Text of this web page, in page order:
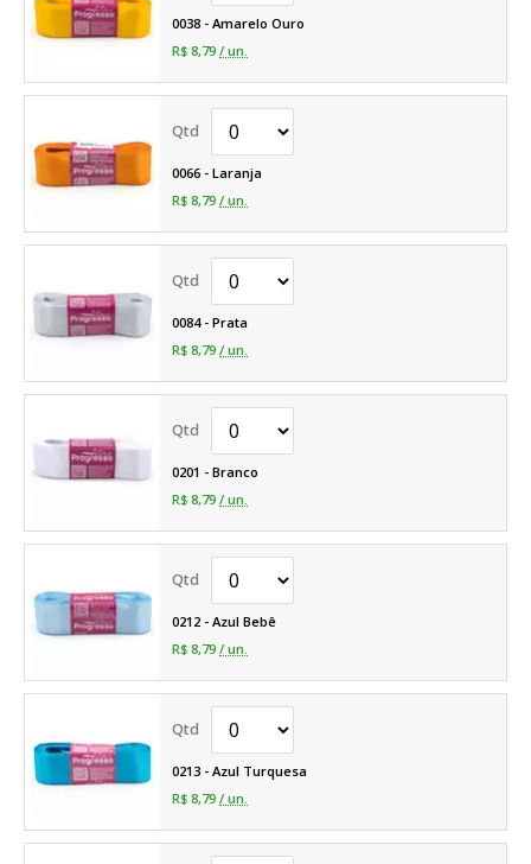
0038 - Amarelo Ouro
R$ 8,79 / un.
0066 - Laranja
R$ 8,79 / un.
0084 - Prata
R$ 8,79 / un.
0201 - Branco
R$ 8,79 / un.
0212 - Azul Bebê
R$ 8,79 / un.
0213 - Azul Turquesa
R$ 8,79 / un.